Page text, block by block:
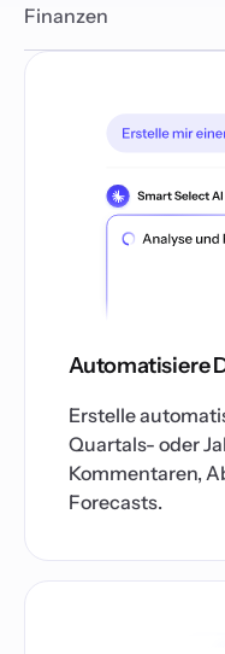
Finanzen
Automatisiere
Erstelle
Quartals- oder
Kommentaren,
Forecasts.